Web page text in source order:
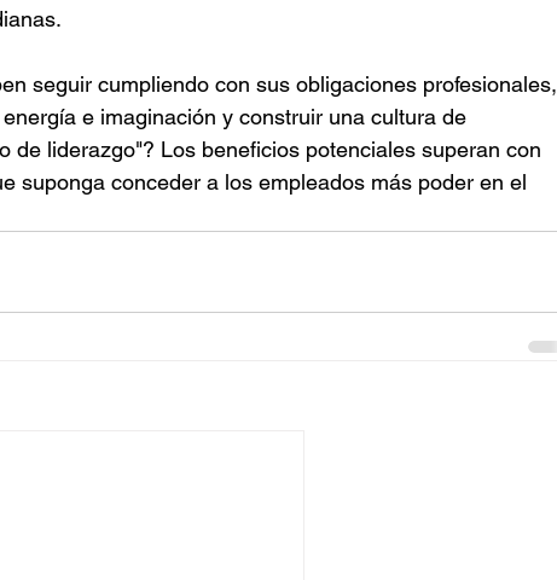
seguir cumpliendo con sus obligaciones profesionales,
e imaginación y construir una cultura de
de liderazgo"? Los beneficios potenciales superan con
suponga conceder a los empleados más poder en el